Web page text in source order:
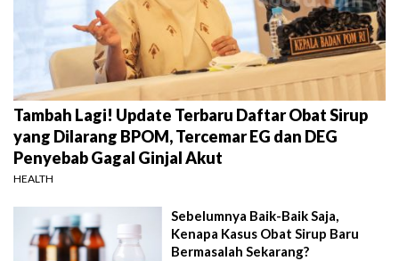
Tambah Lagi! Update Terbaru Daftar Obat Sirup
yang Dilarang BPOM, Tercemar EG dan DEG
Penyebab Gagal Ginjal Akut
HEALTH
Sebelumnya Baik-Baik Saja,
Kenapa Kasus Obat Sirup Baru
Bermasalah Sekarang?